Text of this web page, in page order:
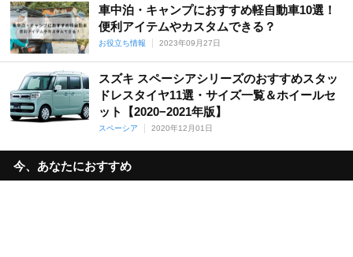
車中泊・キャンプにおすすめ軽自動車10選！
便利アイテムやカスタムできる？
お役立ち情報 2023年09月27日
スズキ スペーシアシリーズのおすすめスタッ
ドレスタイヤ11選・サイズ一覧＆ホイールセ
ット【2020−2021年版】
スペーシア 2020年12月01日
今、あなたにおすすめ